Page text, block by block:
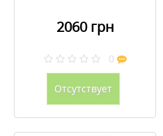
2060 грн
0
Отсутствует